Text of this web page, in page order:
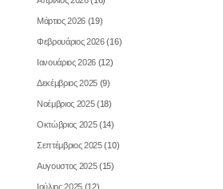
Μάρτιος 2026 (19)
Φεβρουάριος 2026(16)
Ιανουάριος 2026 (12)
Δεκέμβριος 2025 (9)
Νοέμβριος 2025(18)
Οκτώβριος 2025(14)
Σεπτέμβριος 2025(10)
Αυγουστος 2025(15)
Ιούλιος 2025 (12)